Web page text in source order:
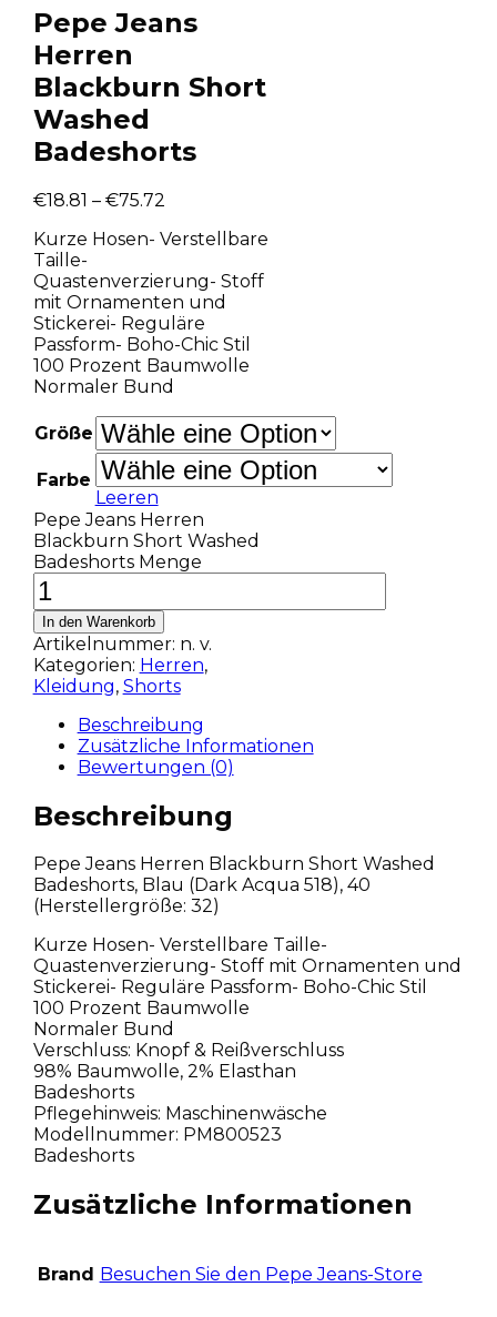
Pepe Jeans
Herren
Blackburn Short
Washed
Badeshorts
€18.81 – €75.72
Kurze Hosen- Verstellbare
Taille-
Quastenverzierung- Stoff
mit Ornamenten und
Stickerei- Reguläre
Passform- Boho-Chic Stil
100 Prozent Baumwolle
Normaler Bund
Größe
Farbe
Leeren
Pepe Jeans Herren
Blackburn Short Washed
Badeshorts Menge
In den Warenkorb
Artikelnummer: n. v.
Kategorien: Herren,
Kleidung, Shorts
Beschreibung
Zusätzliche Informationen
Bewertungen (0)
Beschreibung
Pepe Jeans Herren Blackburn Short Washed
Badeshorts, Blau (Dark Acqua 518), 40
(Herstellergröße: 32)
Kurze Hosen- Verstellbare Taille-
Quastenverzierung- Stoff mit Ornamenten und
Stickerei- Reguläre Passform- Boho-Chic Stil
100 Prozent Baumwolle
Normaler Bund
Verschluss: Knopf & Reißverschluss
98% Baumwolle, 2% Elasthan
Badeshorts
Pflegehinweis: Maschinenwäsche
Modellnummer: PM800523
Badeshorts
Zusätzliche Informationen
Brand Besuchen Sie den Pepe Jeans-Store